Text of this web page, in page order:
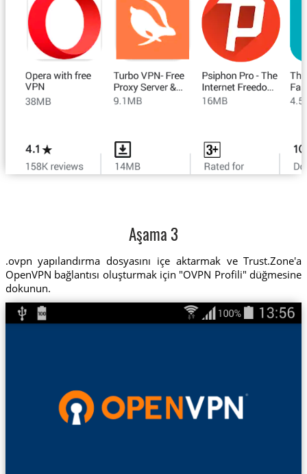
Aşama 3
.ovpn yapılandırma dosyasını içe aktarmak ve Trust.Zone'a
OpenVPN bağlantısı oluşturmak için "OVPN Profili" düğmesine
dokunun.